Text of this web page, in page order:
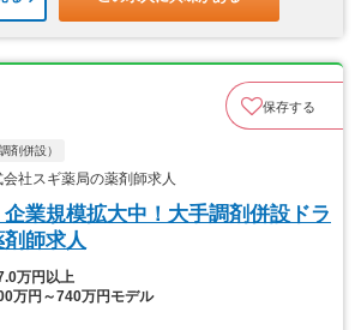
保存する
剤併設）
社スギ薬局の薬剤師求人
企業規模拡大中！大手調剤併設ドラ
師求人
万円以上
万円～740万円モデル